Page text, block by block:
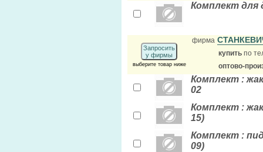
Комплект для
Запросить
у фирмы
выберите товар ниже
фирма
купить по
оптово-
Комплект :
02
Комплект :
15)
Комплект :
09)